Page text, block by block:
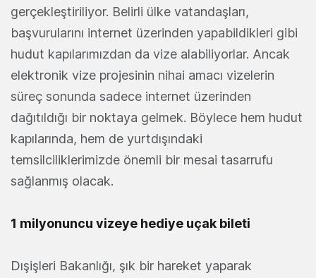
gerçekleştiriliyor. Belirli ülke vatandaşları,
başvurularını internet üzerinden yapabildikleri gibi
hudut kapılarımızdan da vize alabiliyorlar. Ancak
elektronik vize projesinin nihai amacı vizelerin
süreç sonunda sadece internet üzerinden
dağıtıldığı bir noktaya gelmek. Böylece hem hudut
kapılarında, hem de yurtdışındaki
temsilciliklerimizde önemli bir mesai tasarrufu
sağlanmış olacak.
1 milyonuncu vizeye hediye uçak bileti
Dışişleri Bakanlığı, şık bir hareket yaparak